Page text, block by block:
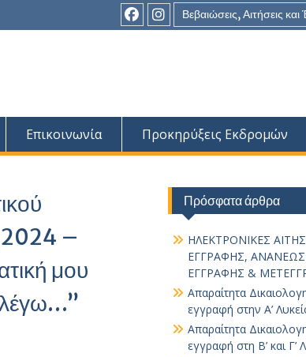
Βεβαιώσεις, Αιτήσεις
ΣτοιχείοΣτοιχείο
Επικοινωνία Προκηρύξεις Εκδρομών
2024 –
μου
Πρόσφατα άρθρα
ΗΛΕΚΤΡΟΝΙΚΕΣ
ΕΓΓΡΑΦΗΣ,
ΕΓΓΡΑΦΗΣ &
Απαραίτητα
εγγραφή στην Α’
Απαραίτητα
εγγραφή στη Β’ και Γ’